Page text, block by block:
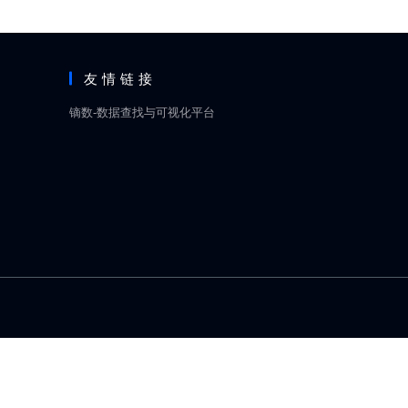
友情链接
镝数-数据查找与可视化平台